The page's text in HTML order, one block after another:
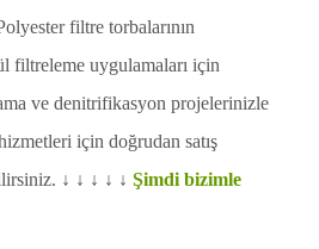
filtre torbalarının
filtreleme uygulamaları için
ve denitrifikasyon projelerinizle
için doğrudan satış
↓ ↓ ↓ ↓ ↓ Şimdi bizimle